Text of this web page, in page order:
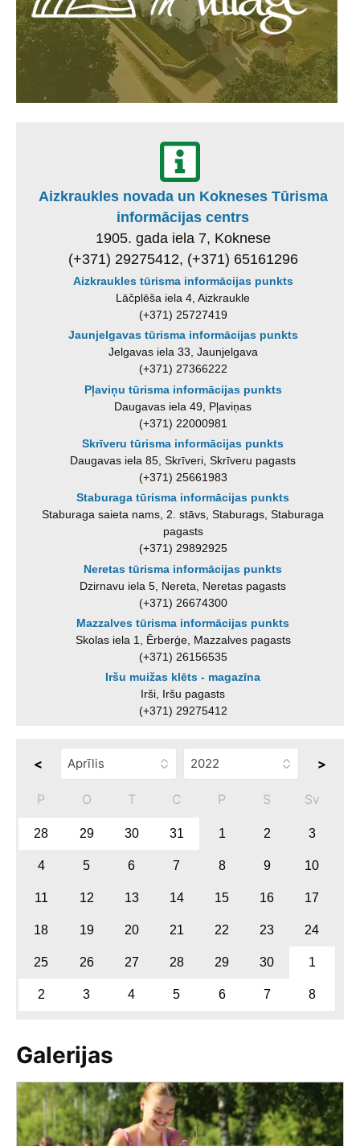
Aizkraukles novada un Kokneses Tūrisma
informācijas centrs
1905. gada iela 7, Koknese
(+371) 29275412, (+371) 65161296
Aizkraukles tūrisma informācijas punkts
Lāčplēša iela 4, Aizkraukle
(+371) 25727419
Jaunjelgavas tūrisma informācijas punkts
Jelgavas iela 33, Jaunjelgava
(+371) 27366222
Pļaviņu tūrisma informācijas punkts
Daugavas iela 49, Pļaviņas
(+371) 22000981
Skrīveru tūrisma informācijas punkts
Daugavas iela 85, Skrīveri, Skrīveru pagasts
(+371) 25661983
Staburaga tūrisma informācijas punkts
Staburaga saieta nams, 2. stāvs, Staburags, Staburaga
pagasts
(+371) 29892925
Neretas tūrisma informācijas punkts
Dzirnavu iela 5, Nereta, Neretas pagasts
(+371) 26674300
Mazzalves tūrisma informācijas punkts
Skolas iela 1, Ērberģe, Mazzalves pagasts
(+371) 26156535
Iršu muižas klēts - magazīna
Irši, Iršu pagasts
(+371) 29275412
< >
P O T C P S Sv
28 29 30 31 1 2 3
4 5 6 7 8 9 10
11 12 13 14 15 16 17
18 19 20 21 22 23 24
25 26 27 28 29 30 1
2 3 4 5 6 7 8
Galerijas